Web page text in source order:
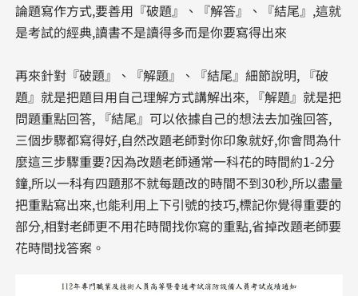
論題寫作方式,要善用『破題』、『解答』、『結尾』,這就
是考試的經典,讀書不是讀得多而是你要寫得出來
再來針對『破題』、『解題』、『結尾』細節說明, 『破
題』就是把題目用自己理解方式講解出來, 『解題』就是把
問題重點回答, 『結尾』可以依據自己的想法去加強回答,
三個步驟都寫得好,自然改題老師對你印象就好,你會問為什
麼這三步驟重要?因為改題老師通常一科花的時間約1-2分
鐘,所以一科有四題那不就每題改的時間不到30秒,所以盡量
把重點寫出來,也能利用上下引號的技巧,標記你覺得重要的
部分,相對老師更不用花時間找你寫的重點,省掉改題老師要
花時間找答案。